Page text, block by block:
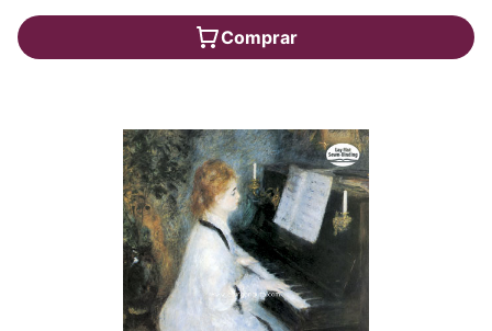
Comprar